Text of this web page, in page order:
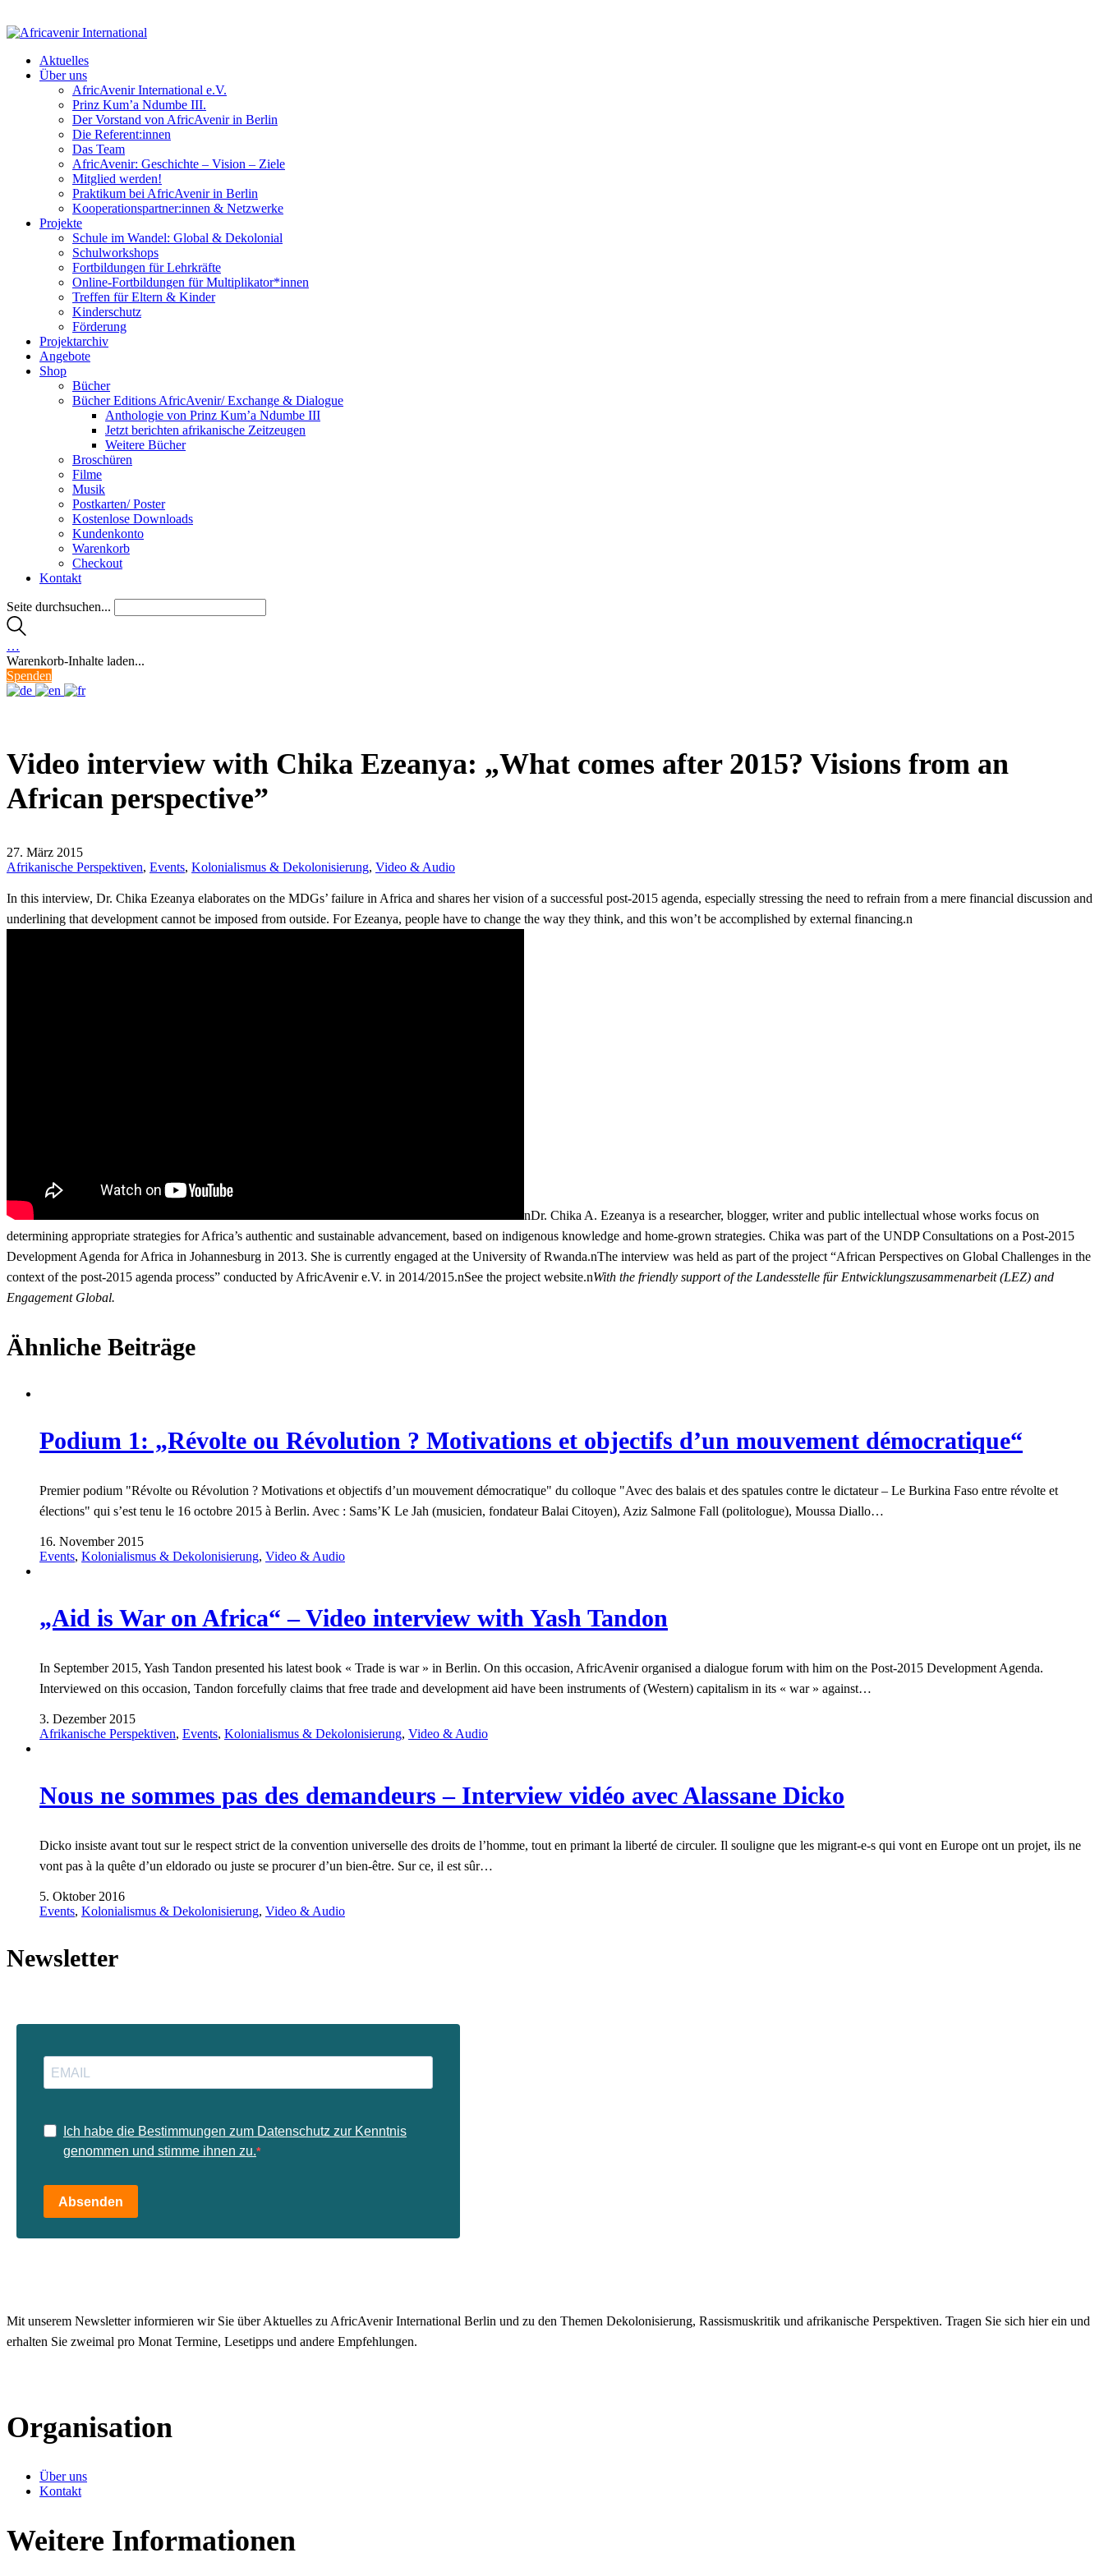
Aktuelles
Über uns
AfricAvenir International e.V.
Prinz Kum’a Ndumbe III.
Der Vorstand von AfricAvenir in Berlin
Die Referent:innen
Das Team
AfricAvenir: Geschichte – Vision – Ziele
Mitglied werden!
Praktikum bei AfricAvenir in Berlin
Kooperationspartner:innen & Netzwerke
Projekte
Schule im Wandel: Global & Dekolonial
Schulworkshops
Fortbildungen für Lehrkräfte
Online-Fortbildungen für Multiplikator*innen
Treffen für Eltern & Kinder
Kinderschutz
Förderung
Projektarchiv
Angebote
Shop
Bücher
Bücher Editions AfricAvenir/ Exchange & Dialogue
Anthologie von Prinz Kum’a Ndumbe III
Jetzt berichten afrikanische Zeitzeugen
Weitere Bücher
Broschüren
Filme
Musik
Postkarten/ Poster
Kostenlose Downloads
Kundenkonto
Warenkorb
Checkout
Kontakt
Seite durchsuchen...
…
Warenkorb-Inhalte laden...
Spenden
Video interview with Chika Ezeanya: „What comes after 2015? Visions from an
African perspective”
27. März 2015
Afrikanische Perspektiven, Events, Kolonialismus & Dekolonisierung, Video & Audio
In this interview, Dr. Chika Ezeanya elaborates on the MDGs’ failure in Africa and shares her vision of a successful post-2015 agenda, especially stressing the need to refrain from a mere financial discussion and
underlining that development cannot be imposed from outside. For Ezeanya, people have to change the way they think, and this won’t be accomplished by external financing.n
nDr. Chika A. Ezeanya is a researcher, blogger, writer and public intellectual whose works focus on
determining appropriate strategies for Africa’s authentic and sustainable advancement, based on indigenous knowledge and home-grown strategies. Chika was part of the UNDP Consultations on a Post-2015
Development Agenda for Africa in Johannesburg in 2013. She is currently engaged at the University of Rwanda.nThe interview was held as part of the project “African Perspectives on Global Challenges in the
context of the post-2015 agenda process” conducted by AfricAvenir e.V. in 2014/2015.nSee the project website.nWith the friendly support of the Landesstelle für Entwicklungszusammenarbeit (LEZ) and
Engagement Global.
Ähnliche Beiträge
Podium 1: „Révolte ou Révolution ? Motivations et objectifs d’un mouvement démocratique“
Premier podium "Révolte ou Révolution ? Motivations et objectifs d’un mouvement démocratique" du colloque "Avec des balais et des spatules contre le dictateur – Le Burkina Faso entre révolte et
élections" qui s’est tenu le 16 octobre 2015 à Berlin. Avec : Sams’K Le Jah (musicien, fondateur Balai Citoyen), Aziz Salmone Fall (politologue), Moussa Diallo…
16. November 2015
Events, Kolonialismus & Dekolonisierung, Video & Audio
„Aid is War on Africa“ – Video interview with Yash Tandon
In September 2015, Yash Tandon presented his latest book « Trade is war » in Berlin. On this occasion, AfricAvenir organised a dialogue forum with him on the Post-2015 Development Agenda.
Interviewed on this occasion, Tandon forcefully claims that free trade and development aid have been instruments of (Western) capitalism in its « war » against…
3. Dezember 2015
Afrikanische Perspektiven, Events, Kolonialismus & Dekolonisierung, Video & Audio
Nous ne sommes pas des demandeurs – Interview vidéo avec Alassane Dicko
Dicko insiste avant tout sur le respect strict de la convention universelle des droits de l’homme, tout en primant la liberté de circuler. Il souligne que les migrant-e-s qui vont en Europe ont un projet, ils ne
vont pas à la quête d’un eldorado ou juste se procurer d’un bien-être. Sur ce, il est sûr…
5. Oktober 2016
Events, Kolonialismus & Dekolonisierung, Video & Audio
Newsletter
Ich habe die Bestimmungen zum Datenschutz zur Kenntnis
genommen und stimme ihnen zu.
Absenden
Mit unserem Newsletter informieren wir Sie über Aktuelles zu AfricAvenir International Berlin und zu den Themen Dekolonisierung, Rassismuskritik und afrikanische Perspektiven. Tragen Sie sich hier ein und
erhalten Sie zweimal pro Monat Termine, Lesetipps und andere Empfehlungen.
Organisation
Über uns
Kontakt
Weitere Informationen